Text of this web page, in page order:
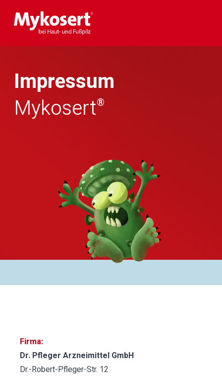
Impressum
Mykosert®
Firma:
Dr. Pfleger Arzneimittel GmbH
Dr.-Robert-Pfleger-Str. 12